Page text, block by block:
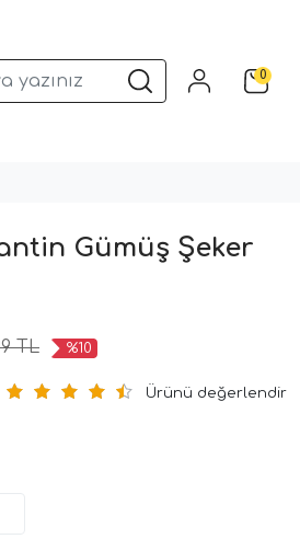
Sunum Gereçleri Kalıplar0
Gümüş Şeker
TL %10
Ürünü değerlendir